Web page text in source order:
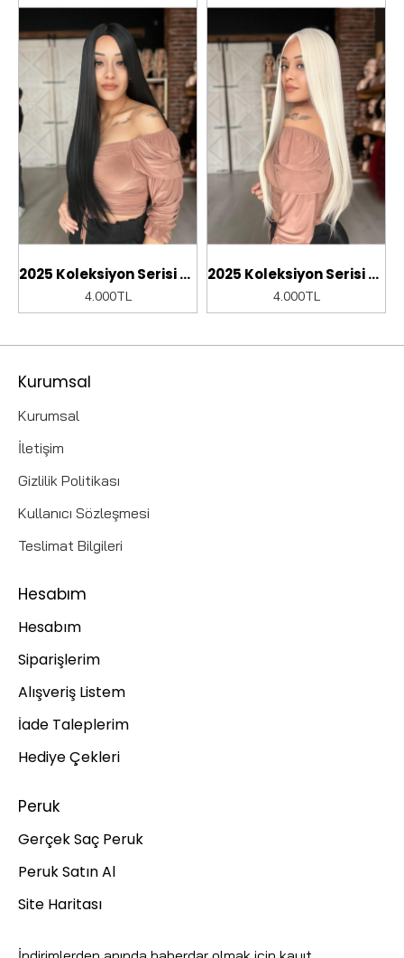
2025 Koleksiyon Serisi Medikal peruklar cc
4.000TL
2025 Koleksiyon Serisi Medikal peruklar cc
4.000TL
Kurumsal
Kurumsal
İletişim
Gizlilik Politikası
Kullanıcı Sözleşmesi
Teslimat Bilgileri
Hesabım
Hesabım
Siparişlerim
Alışveriş Listem
İade Taleplerim
Hediye Çekleri
Peruk
Gerçek Saç Peruk
Peruk Satın Al
Site Haritası